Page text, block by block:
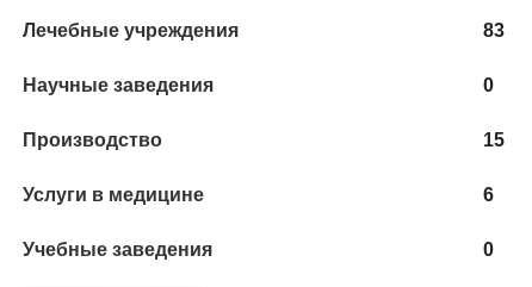
Лечебные учреждения 83
Научные заведения 0
Производство 15
Услуги в медицине 6
Учебные заведения 0